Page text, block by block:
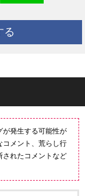
る
が発生する可能性が
コメント、荒らし行
されたコメントなど